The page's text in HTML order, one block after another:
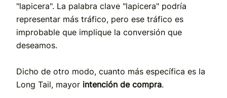
"lapicera". La palabra clave "lapicera" podría
representar más tráfico, pero ese tráfico es
improbable que implique la conversión que
deseamos.
Dicho de otro modo, cuanto más específica es la
Long Tail, mayor intención de compra.